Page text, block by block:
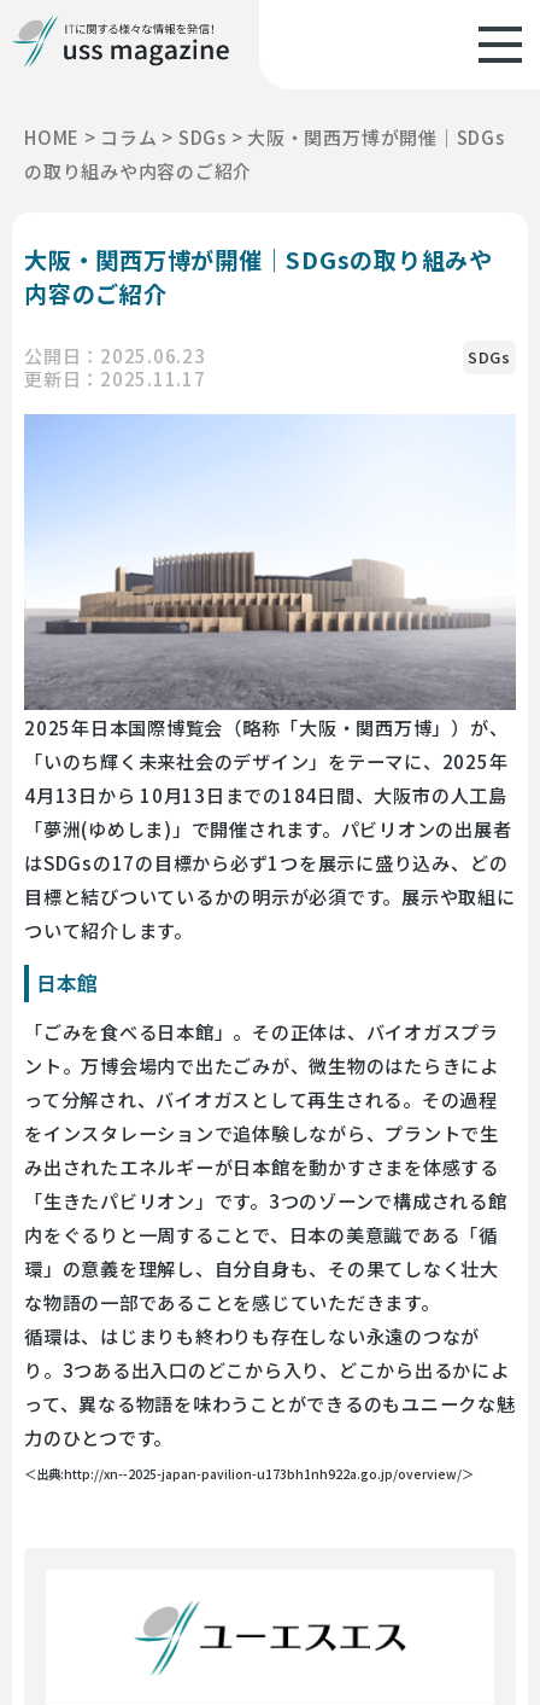
HOME > コラム > SDGs > 大阪・関西万博が開催｜SDGs
の取り組みや内容のご紹介
大阪・関西万博が開催｜SDGsの取り組みや
内容のご紹介
公開日：2025.06.23
更新日：2025.11.17
SDGs
2025年日本国際博覧会（略称「大阪・関西万博」）が、
「いのち輝く未来社会のデザイン」をテーマに、2025年
4月13日から 10月13日までの184日間、大阪市の人工島
「夢洲(ゆめしま)」で開催されます。パビリオンの出展者
はSDGsの17の目標から必ず1つを展示に盛り込み、どの
目標と結びついているかの明示が必須です。展示や取組に
ついて紹介します。
日本館
「ごみを食べる日本館」。その正体は、バイオガスプラ
ント。万博会場内で出たごみが、微生物のはたらきによ
って分解され、バイオガスとして再生される。その過程
をインスタレーションで追体験しながら、プラントで生
み出されたエネルギーが日本館を動かすさまを体感する
「生きたパビリオン」です。3つのゾーンで構成される館
内をぐるりと一周することで、日本の美意識である「循
環」の意義を理解し、自分自身も、その果てしなく壮大
な物語の一部であることを感じていただきます。
循環は、はじまりも終わりも存在しない永遠のつなが
り。3つある出入口のどこから入り、どこから出るかによ
って、異なる物語を味わうことができるのもユニークな魅
力のひとつです。
＜出典:http://xn--2025-japan-pavilion-u173bh1nh922a.go.jp/overview/＞